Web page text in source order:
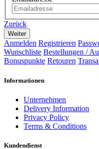
Zurück
Anmelden Registrieren
Wunschliste Bestellungen /
Bonuspunkte Retouren
Informationen
Unternehmen
Delivery Information
Privacy Policy
Terms & Conditions
Kundendienst